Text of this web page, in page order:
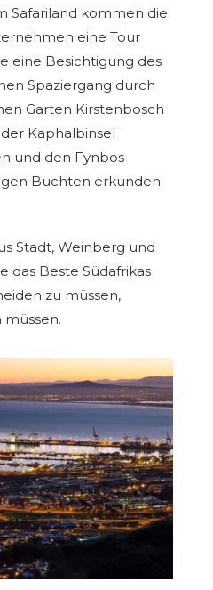
Safariland kommen die
eine Tour
eine Besichtigung des
Spaziergang durch
Garten Kirstenbosch
Kaphalbinsel
und den Fynbos
Buchten erkunden
Stadt, Weinberg und
das Beste Südafrikas
zu müssen,
müssen.